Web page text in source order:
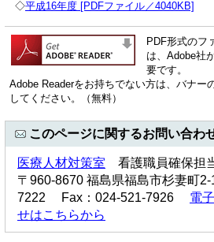
◇平成16年度 [PDFファイル／4040KB]
PDF形式のフ
は、Adobe社
要です。
Adobe Readerをお持ちでない方は、バナー
してください。（無料）
このページに関するお問い合わ
医療人材対策室 看護職員確保担
〒960-8670 福島県福島市杉妻町
7222 Fax：024-521-7926 電
せはこちらから